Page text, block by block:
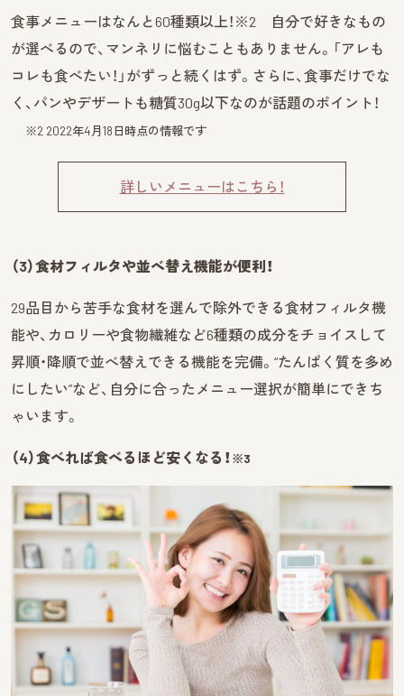
食事メニューはなんと60種類以上！ ※2 自分で好きなもの
が選べるので、マンネリに悩むこともありません。「アレも
コレも食べたい！」がずっと続くはず。さらに、食事だけでな
く、パンやデザートも糖質30g以下なのが話題のポイント！
※2 2022年4月18日時点の情報です
詳しいメニューはこちら！
（3）食材フィルタや並べ替え機能が便利！
29品目から苦手な食材を選んで除外できる食材フィルタ機
能や、カロリーや食物繊維など6種類の成分をチョイスして
昇順・降順で並べ替えできる機能を完備。“たんぱく質を多め
にしたい”など、自分に合ったメニュー選択が簡単にできち
ゃいます。
（4）食べれば食べるほど安くなる！ ※3